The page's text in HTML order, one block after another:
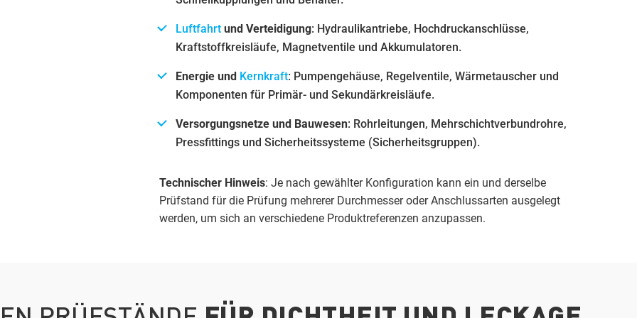
Luftfahrt und Verteidigung: Hydraulikantriebe, Hochdruckanschlüsse,
Kraftstoffkreisläufe, Magnetventile und Akkumulatoren.
Energie und Kernkraft: Pumpengehäuse, Regelventile, Wärmetauscher und
Komponenten für Primär- und Sekundärkreisläufe.
Versorgungsnetze und Bauwesen: Rohrleitungen, Mehrschichtverbundrohre,
Pressfittings und Sicherheitssysteme (Sicherheitsgruppen).
Technischer Hinweis: Je nach gewählter Konfiguration kann ein und derselbe
Prüfstand für die Prüfung mehrerer Durchmesser oder Anschlussarten ausgelegt
werden, um sich an verschiedene Produktreferenzen anzupassen.